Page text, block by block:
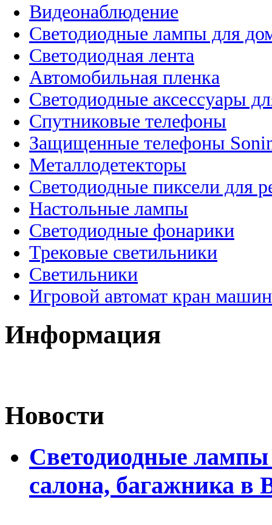
Видеонаблюдение
Светодиодные лампы для
Светодиодная лента
Автомобильная пленка
Светодиодные аксессуары
Спутниковые телефоны
Защищенные телефоны
Металлодетекторы
Светодиодные пиксели для
Настольные лампы
Светодиодные фонарики
Трековые светильники
Светильники
Игровой автомат кран
Информация
Новости
Светодиодные лампы
салона, багажника в